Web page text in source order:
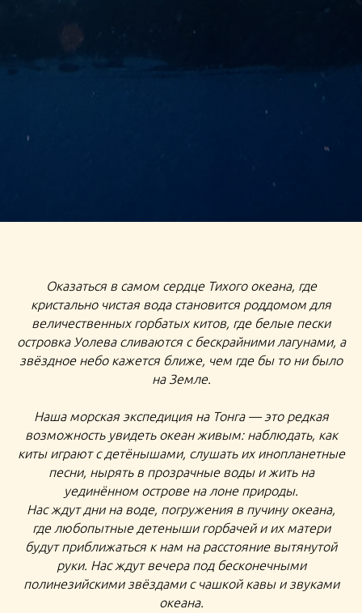
КИТЫ ГОРБАТЫЙ КИТ ЭКСПЕДИЦИЯ НА ТОНГА
УОЛЕВА В ПОЛИНЕЗИЮ
Оказаться в самом сердце Тихого океана, где
кристально чистая вода становится роддомом для
величественных горбатых китов, где белые пески
островка Уолева сливаются с бескрайними лагунами, а
звёздное небо кажется ближе, чем где бы то ни было
на Земле.
Наша морская экспедиция на Тонга — это редкая
возможность увидеть океан живым: наблюдать, как
киты играют с детёнышами, слушать их инопланетные
песни, нырять в прозрачные воды и жить на
уединённом острове на лоне природы.
Нас ждут дни на воде, погружения в пучину океана,
где любопытные детеныши горбачей и их матери
будут приближаться к нам на расстояние вытянутой
руки. Нас ждут вечера под бесконечными
полинезийскими звёздами с чашкой кавы и звуками
океана.